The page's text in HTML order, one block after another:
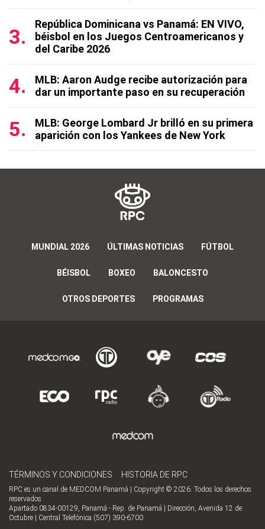
República Dominicana vs Panamá: EN VIVO,
béisbol en los Juegos Centroamericanos y
del Caribe 2026
MLB: Aaron Audge recibe autorización para
dar un importante paso en su recuperación
MLB: George Lombard Jr brilló en su primera
aparición con los Yankees de New York
MUNDIAL 2026 ÚLTIMAS NOTICIAS FÚTBOL
BÉISBOL BOXEO BALONCESTO
OTROS DEPORTES PROGRAMAS
TÉRMINOS Y CONDICIONES HISTORIA DE RPC
RPC es un canal de MEDCOM Panamá | Copyright © 2026. Todos los derechos
reservados
Apartado 0834-00129, Panamá - Rep. de Panamá | Dirección, Avenida 12 de
Octubre | Central Telefónica (507) 390-6700